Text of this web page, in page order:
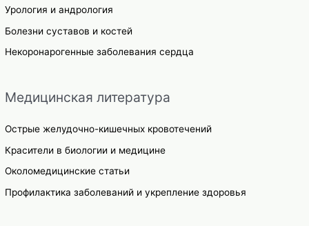
Урология и андрология
Болезни суставов и костей
Некоронарогенные заболевания сердца
Медицинская литература
Острые желудочно-кишечных кровотечений
Красители в биологии и медицине
Околомедицинские статьи
Профилактика заболеваний и укрепление здоровья